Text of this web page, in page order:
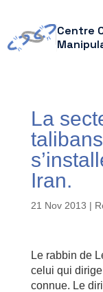
Centre
La
Iran.
21 Nov 2013 |
Le rabbin de
celui qui
connue. Le